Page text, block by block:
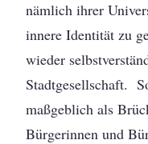
nämlich ihrer
innere Identität zu
wieder
Stadtgesellschaft.
maßgeblich als
Bürgerinnen und